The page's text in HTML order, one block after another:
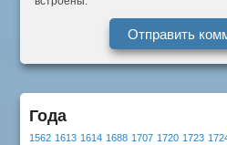
Года
1562 1613 1614 1688 1707 1720 1723